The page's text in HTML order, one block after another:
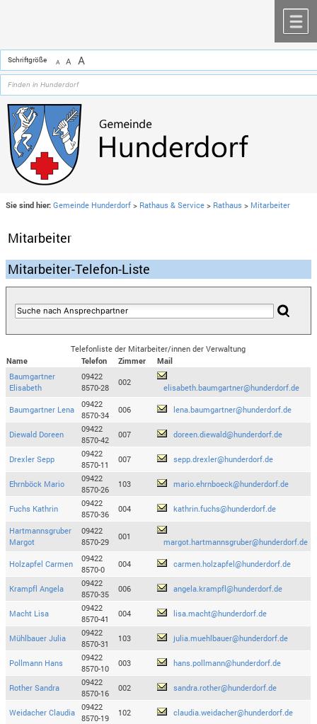
Schriftgröße A A A
Sie sind hier: Gemeinde Hunderdorf > Rathaus & Service > Rathaus > Mitarbeiter
Mitarbeiter
Mitarbeiter-Telefon-Liste
Telefonliste der Mitarbeiter/innen der Verwaltung
Name
Telefon Zimmer
Mail
Baumgartner
Elisabeth
09422
8570-28
002
elisabeth.baumgartner@hunderdorf.de
Baumgartner Lena
09422
8570-34
006 lena.baumgartner@hunderdorf.de
Diewald Doreen
09422
8570-42
007 doreen.diewald@hunderdorf.de
Drexler Sepp
09422
8570-11
007 sepp.drexler@hunderdorf.de
Ehrnböck Mario
09422
8570-26
103 mario.ehrnboeck@hunderdorf.de
Fuchs Kathrin
09422
8570-36
004 kathrin.fuchs@hunderdorf.de
Hartmannsgruber
Margot
09422
8570-29
001
margot.hartmannsgruber@hunderdorf.de
Holzapfel Carmen
09422
8570-0
004 carmen.holzapfel@hunderdorf.de
Krampfl Angela
09422
8570-35
006 angela.krampfl@hunderdorf.de
Macht Lisa
09422
8570-41
004 lisa.macht@hunderdorf.de
Mühlbauer Julia
09422
8570-31
103 julia.muehlbauer@hunderdorf.de
Pollmann Hans
09422
8570-10
003 hans.pollmann@hunderdorf.de
Rother Sandra
09422
8570-16
002 sandra.rother@hunderdorf.de
Weidacher Claudia
09422
8570-19
102 claudia.weidacher@hunderdorf.de